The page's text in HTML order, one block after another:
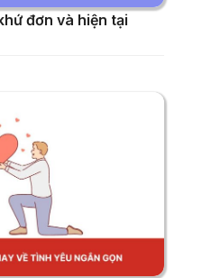
đơn và hiện tại